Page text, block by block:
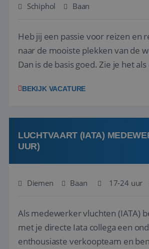
Schiphol Baan
Heb jij een passie voor reizen en
naar de mooiste plekken van de
Dan is de basis goed. Zie je het
het samenstellen en boeken van
deze onderdelen zijn nu samen
BEKIJK VACATURE
LUCHTVAART (IATA)
UUR)
Diemen Baan 17-24 uur
Als medewerker vluchten (IATA)
met je directe Iata collega een
enthousiaste verkoopteam en